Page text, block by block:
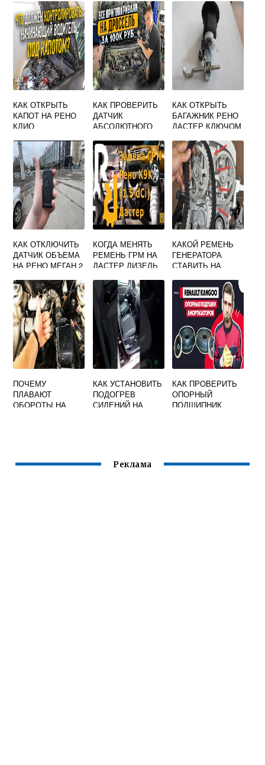
КАК ОТКРЫТЬ
КАПОТ НА РЕНО
КЛИО
КАК ПРОВЕРИТЬ
ДАТЧИК
АБСОЛЮТНОГО
ВПУСКНОМ
КОЛЛЕКТОРЕ
РЕНО МЕГАН 2
КАК ОТКРЫТЬ
БАГАЖНИК РЕНО
ДАСТЕР КЛЮЧОМ
КАК ОТКЛЮЧИТЬ
ДАТЧИК ОБЪЕМА
НА РЕНО МЕГАН 2
КОГДА МЕНЯТЬ
РЕМЕНЬ ГРМ НА
ДАСТЕР ДИЗЕЛЬ
КАКОЙ РЕМЕНЬ
ГЕНЕРАТОРА
СТАВИТЬ НА
ПОЧЕМУ
ПЛАВАЮТ
ОБОРОТЫ НА
КАК УСТАНОВИТЬ
ПОДОГРЕВ
СИДЕНИЙ НА
КАК ПРОВЕРИТЬ
ОПОРНЫЙ
ПОДШИПНИК
Реклама